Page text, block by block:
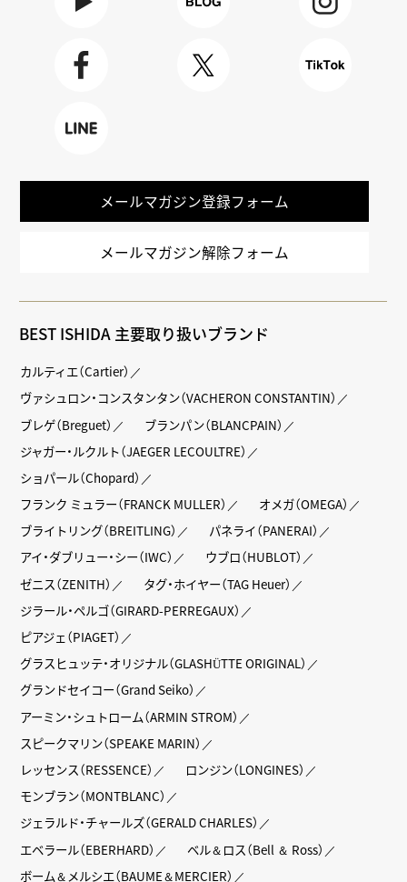
メールマガジン登録フォーム
メールマガジン解除フォーム
BEST ISHIDA 主要取り扱いブランド
カルティエ（Cartier）
ヴァシュロン・コンスタンタン（VACHERON CONSTANTIN）
ブレゲ（Breguet）
ブランパン（BLANCPAIN）
ジャガー・ルクルト（JAEGER LECOULTRE）
ショパール（Chopard）
フランク ミュラー（FRANCK MULLER）
オメガ（OMEGA）
ブライトリング（BREITLING）
パネライ（PANERAI）
アイ・ダブリュー・シー（IWC）
ウブロ（HUBLOT）
ゼニス（ZENITH）
タグ・ホイヤー（TAG Heuer）
ジラール・ペルゴ（GIRARD-PERREGAUX）
ピアジェ（PIAGET）
グラスヒュッテ・オリジナル（GLASHÜTTE ORIGINAL）
グランドセイコー（Grand Seiko）
アーミン・シュトローム（ARMIN STROM）
スピークマリン（SPEAKE MARIN）
レッセンス（RESSENCE）
ロンジン（LONGINES）
モンブラン（MONTBLANC）
ジェラルド・チャールズ（GERALD CHARLES）
エベラール（EBERHARD）
ベル＆ロス（Bell ＆ Ross）
ボーム＆メルシエ（BAUME＆MERCIER）